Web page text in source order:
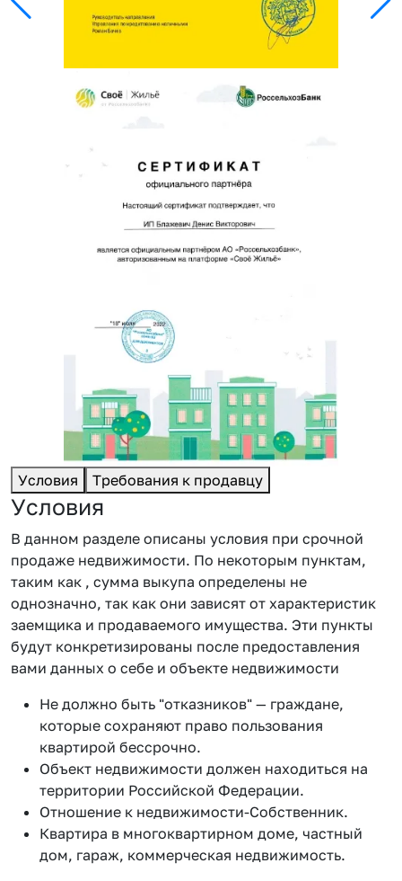
Условия Требования к продавцу
Условия
В данном разделе описаны условия при срочной
продаже недвижимости. По некоторым пунктам,
таким как , сумма выкупа определены не
однозначно, так как они зависят от характеристик
заемщика и продаваемого имущества. Эти пункты
будут конкретизированы после предоставления
вами данных о себе и объекте недвижимости
Не должно быть "отказников" — граждане,
которые сохраняют право пользования
квартирой бессрочно.
Объект недвижимости должен находиться на
территории Российской Федерации.
Отношение к недвижимости-Собственник.
Квартира в многоквартирном доме, частный
дом, гараж, коммерческая недвижимость.